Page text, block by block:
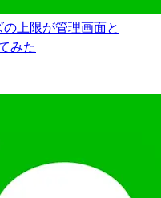
上限が管理画面と
みた